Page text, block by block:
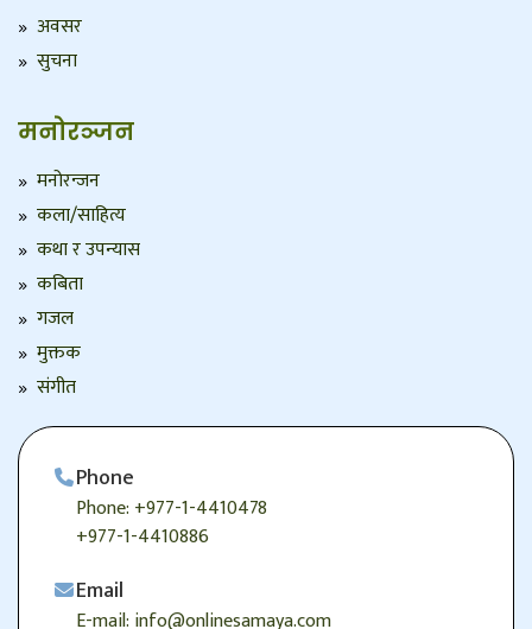
अवसर
सुचना
मनोरञ्जन
मनोरन्जन
कला/साहित्य
कथा र उपन्यास
कबिता
गजल
मुक्तक
संगीत
Phone
Phone: +977-1-4410478
+977-1-4410886
Email
E-mail: info@onlinesamaya.com